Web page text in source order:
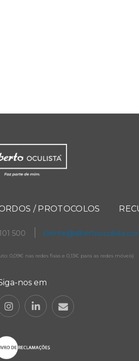
/ PROTOCOLOS
500
0,09€ nas redes fixas e 0,13€ para as redes móveis)
nos em